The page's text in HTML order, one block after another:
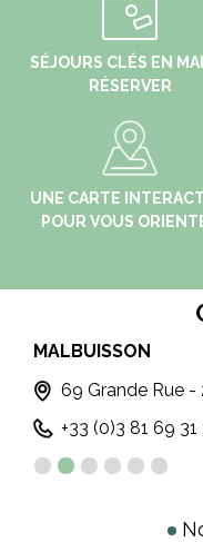
SÉJOURS CLÉS EN
RÉSERVER
UNE CARTE
POUR VOUS
MALBUISSON
69 Grande Rue -
+33 (0)3 81 69 31